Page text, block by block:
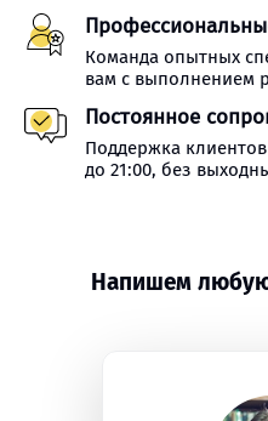
Команда опытных
вам с выполнением
Постоянное
Поддержка
до 21:00, без
Напишем